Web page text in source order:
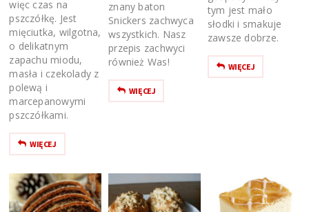
więc czas na
pszczółkę. Jest
mięciutka, wilgotna,
o delikatnym
zapachu miodu,
masła i czekolady z
polewą i
marcepanowymi
pszczółkami.
WIĘCEJ
znany baton
Snickers zachwyca
wszystkich. Nasz
przepis zachwyci
również Was!
WIĘCEJ
tym jest mało
słodki i smakuje
zawsze dobrze.
WIĘCEJ